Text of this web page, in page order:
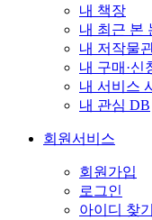
내 책장
내 최근 본
내 저작물
내 구매·신
내 서비스
내 관심 DB
회원서비스
회원가입
로그인
아이디 찾기